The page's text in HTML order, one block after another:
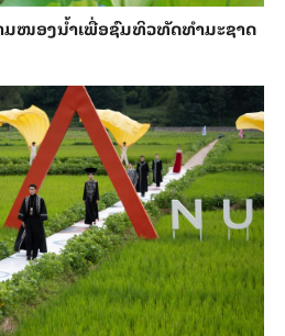
ມ​​ໜອງນ້ຳ​​ເພື່ອ​ຊົມ​ທິວ​ທັດ​ທຳ​ມະ​ຊາດ